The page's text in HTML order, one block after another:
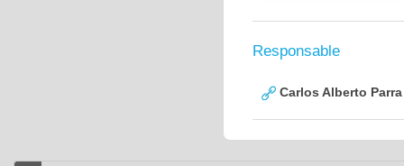
Responsable
Carlos Alberto